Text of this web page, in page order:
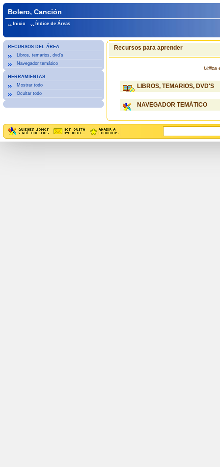
Bolero, Canción
Inicio Índice de Áreas
RECURSOS DEL ÁREA
Libros, temarios, dvd's
Navegador temático
HERRAMIENTAS
Mostrar todo
Ocultar todo
Recursos para aprender
Utiliza
LIBROS, TEMARIOS, DVD'S
NAVEGADOR TEMÁTICO